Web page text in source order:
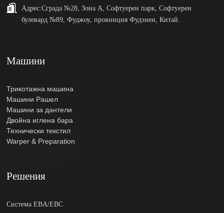
Адрес:Сграда №28, Зона А, Софтуерен парк, Софтуерен
булевард №89, Фуджоу, провинция Фудзиен, Китай.
Машини
Трикотажна машина
Машини Рашел
Машини за дантели
Двойна иглена бара
Технически текстил
Warper & Preparation
Решения
Система EBA/EBC